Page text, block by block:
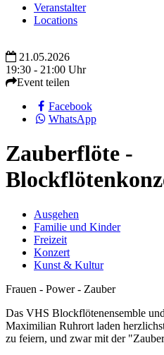
Veranstalter
Locations
21.05.2026
19:30 - 21:00 Uhr
Event teilen
Facebook
WhatsApp
Zauberflöte -
Ausgehen
Familie und Kinder
Freizeit
Konzert
Kunst & Kultur
Frauen - Power - Zauber
Das VHS Blockflötenensemble
Maximilian Ruhrort laden
zu feiern, und zwar mit der